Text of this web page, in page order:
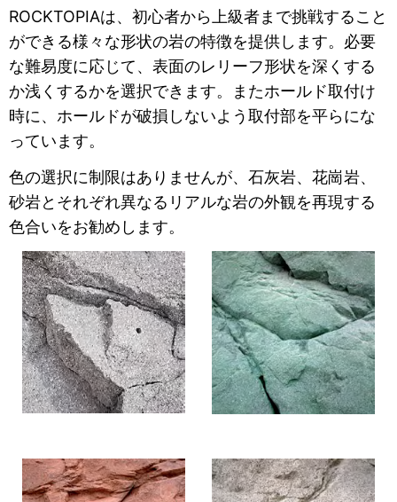
ROCKTOPIAは、初心者から上級者まで挑戦すること
ができる様々な形状の岩の特徴を提供します。必要
な難易度に応じて、表面のレリーフ形状を深くする
か浅くするかを選択できます。またホールド取付け
時に、ホールドが破損しないよう取付部を平らにな
っています。
色の選択に制限はありませんが、石灰岩、花崗岩、
砂岩とそれぞれ異なるリアルな岩の外観を再現する
色合いをお勧めします。